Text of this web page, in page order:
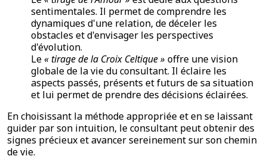
sentimentales. Il permet de comprendre les
dynamiques d'une relation, de déceler les
obstacles et d'envisager les perspectives
d'évolution.
Le« tirage de la Croix Celtique » offre une vision
globale de la vie du consultant. Il éclaire les
aspects passés, présents et futurs de sa situation
et lui permet de prendre des décisions éclairées.
En choisissant la méthode appropriée et en se laissant
guider par son intuition, le consultant peut obtenir des
signes précieux et avancer sereinement sur son chemin
de vie.